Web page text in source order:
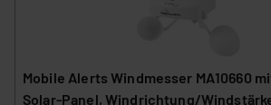
Mobile Alerts Windmesser MA10660
Solar-Panel, Windrichtung/